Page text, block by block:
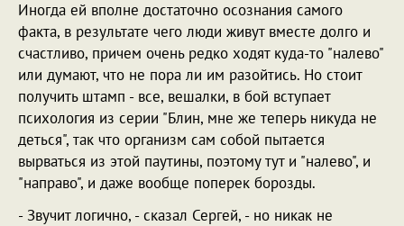
Иногда ей вполне достаточно осознания самого
факта, в результате чего люди живут вместе долго и
счастливо, причем очень редко ходят куда-то "налево"
или думают, что не пора ли им разойтись. Но стоит
получить штамп - все, вешалки, в бой вступает
психология из серии "Блин, мне же теперь никуда не
деться", так что организм сам собой пытается
вырваться из этой паутины, поэтому тут и "налево", и
"направо", и даже вообще поперек борозды.
- Звучит логично, - сказал Сергей, - но никак не